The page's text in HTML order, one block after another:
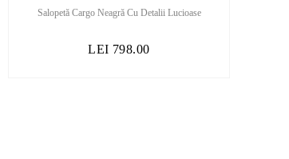
Salopetă Cargo Neagră Cu Detalii Lucioase
LEI 798.00